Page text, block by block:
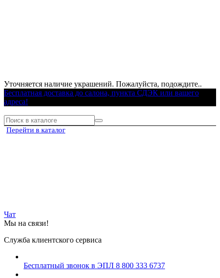
Уточняется наличие украшений. Пожалуйста, подождите..
Бесплатная доставка до салона, пункта СДЭК или вашего
адреса!
Перейти в каталог
Чат
Мы на связи!
Служба клиентского сервиса
Бесплатный звонок в ЭПЛ 8 800 333 6737